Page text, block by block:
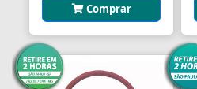
Aventais
Aviões
Bagageiros Gradeados
Comprar